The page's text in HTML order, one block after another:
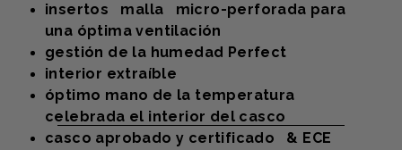
insertos malla micro-perforada para
una óptima ventilación
gestión de la humedad Perfect
interior extraíble
óptimo mano de la temperatura
celebrada el interior del casco
casco aprobado y certificado & ECE